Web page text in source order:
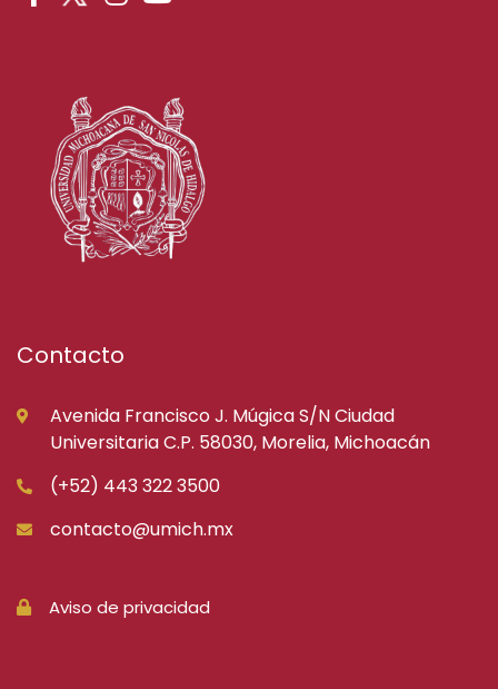
Contacto
Avenida Francisco J. Múgica S/N Ciudad
Universitaria C.P. 58030, Morelia, Michoacán
(+52) 443 322 3500
contacto@umich.mx
Aviso de privacidad